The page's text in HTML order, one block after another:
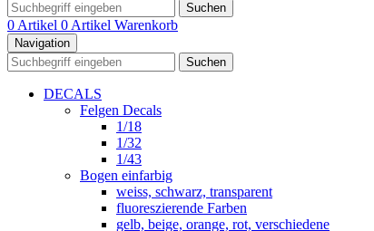
Suchen
0 Artikel 0 Artikel Warenkorb
Navigation
Suchen
DECALS
Felgen Decals
1/18
1/32
1/43
Bogen einfarbig
weiss, schwarz, transparent
fluoreszierende Farben
gelb, beige, orange, rot, verschiedene